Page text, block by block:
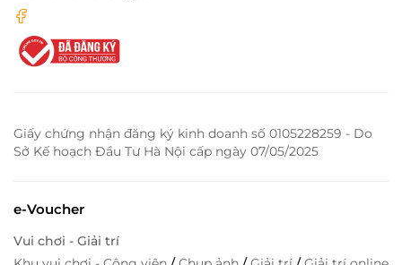
Giấy chứng nhận đăng ký kinh doanh số 0105228259 - Do
Sở Kế hoạch Đầu Tư Hà Nội cấp ngày 07/05/2025
e-Voucher
Vui chơi - Giải trí